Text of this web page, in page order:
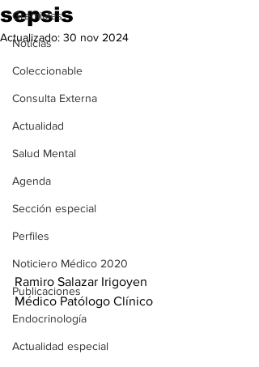
Gremiales
Noticias
Coleccionable
Consulta Externa
Actualidad
Salud Mental
Agenda
Sección especial
Perfiles
Noticiero Médico 2020
Publicaciones
Endocrinología
Actualidad especial
sepsis
Actualizado: 30 nov 2024
Ramiro Salazar Irigoyen
Médico Patólogo Clínico